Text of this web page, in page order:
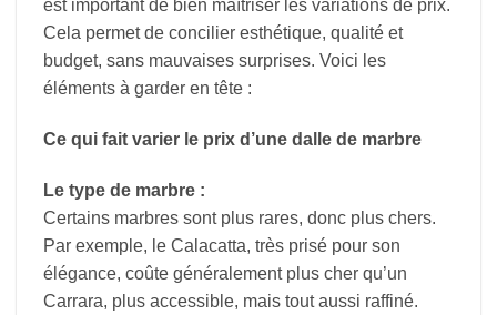
est important de bien maîtriser les variations de prix.
Cela permet de concilier esthétique, qualité et
budget, sans mauvaises surprises. Voici les
éléments à garder en tête :
Ce qui fait varier le prix d’une dalle de marbre
Le type de marbre :
Certains marbres sont plus rares, donc plus chers.
Par exemple, le Calacatta, très prisé pour son
élégance, coûte généralement plus cher qu’un
Carrara, plus accessible, mais tout aussi raffiné.